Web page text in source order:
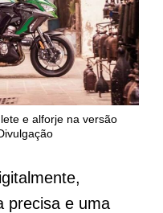
e alforje na versão
precisa e uma